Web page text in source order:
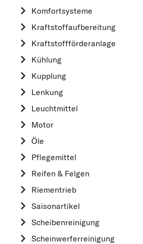
Komfortsysteme
Kraftstoff­aufbereitung
Kraftstoff­förderanlage
Kühlung
Kupplung
Lenkung
Leuchtmittel
Motor
Öle
Pflegemittel
Reifen & Felgen
Riementrieb
Saisonartikel
Scheibenreinigung
Scheinwerferreinigung